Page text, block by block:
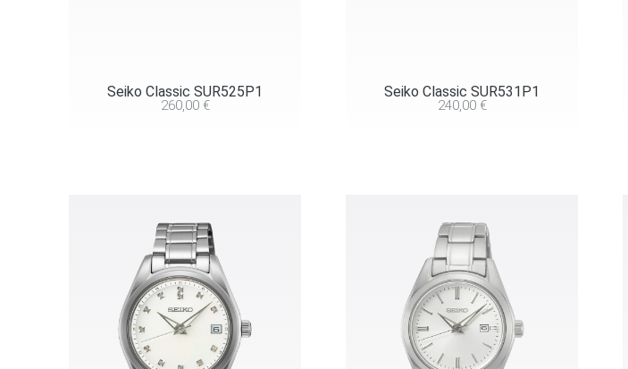
Seiko Classic SUR525P1
260,00 €
Seiko Classic SUR531P1
240,00 €